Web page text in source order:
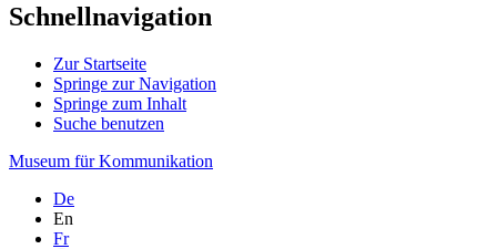
Schnellnavigation
Zur Startseite
Springe zur Navigation
Springe zum Inhalt
Suche benutzen
Museum für Kommunikation
De
En
Fr